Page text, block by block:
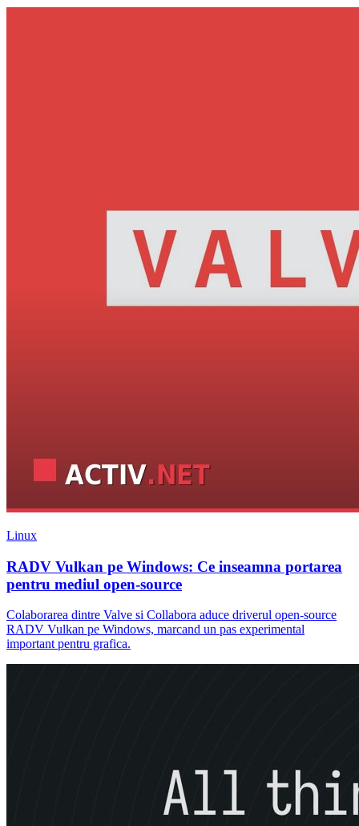
Linux
RADV Vulkan pe Windows: Ce inseamna portarea
pentru mediul open-source
Colaborarea dintre Valve si Collabora aduce driverul open-source
RADV Vulkan pe Windows, marcand un pas experimental
important pentru grafica.